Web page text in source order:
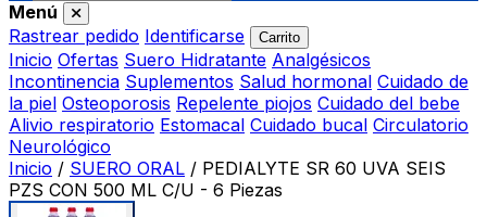
Menú
Rastrear pedido Identificarse Carrito
Inicio Ofertas Suero Hidratante Analgésicos
Incontinencia Suplementos Salud hormonal Cuidado de
la piel Osteoporosis Repelente piojos Cuidado del bebe
Alivio respiratorio Estomacal Cuidado bucal Circulatorio
Neurológico
Inicio / SUERO ORAL / PEDIALYTE SR 60 UVA SEIS
PZS CON 500 ML C/U - 6 Piezas